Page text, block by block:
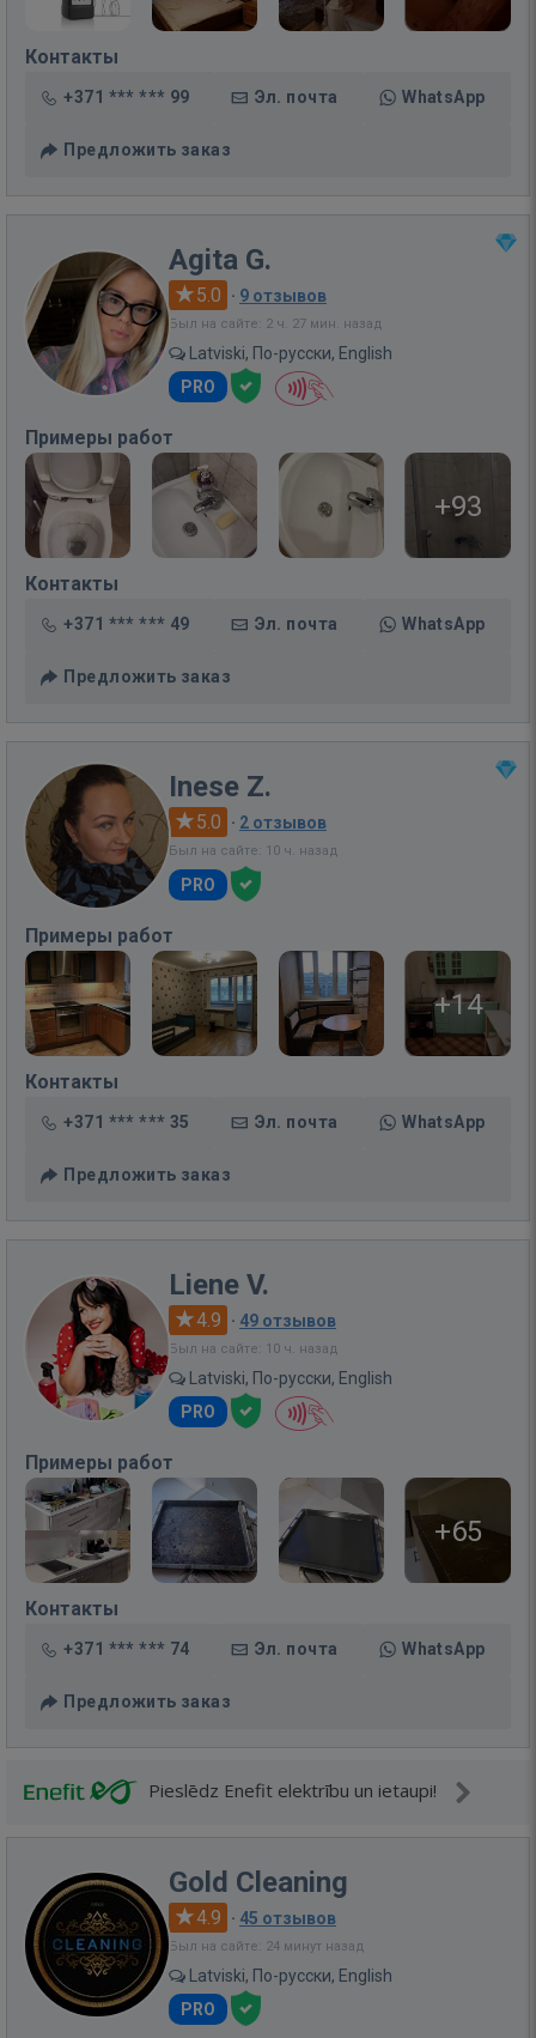
Контакты
+371 *** *** 99 Эл. почта WhatsApp
Предложить заказ
Agita G.
5.0 · 9 отзывов
Был на сайте: 2 ч. 27 мин. назад
Latviski, По-русски, English
PRO
Примеры работ
+93
Контакты
+371 *** *** 49 Эл. почта WhatsApp
Предложить заказ
Inese Z.
5.0 · 2 отзывов
Был на сайте: 10 ч. назад
PRO
Примеры работ
+14
Контакты
+371 *** *** 35 Эл. почта WhatsApp
Предложить заказ
Liene V.
4.9 · 49 отзывов
Был на сайте: 10 ч. назад
Latviski, По-русски, English
PRO
Примеры работ
+65
Контакты
+371 *** *** 74 Эл. почта WhatsApp
Предложить заказ
Pieslēdz Enefit elektrību un ietaupi!
Gold Cleaning
4.9 · 45 отзывов
Был на сайте: 24 минут назад
Latviski, По-русски, English
PRO